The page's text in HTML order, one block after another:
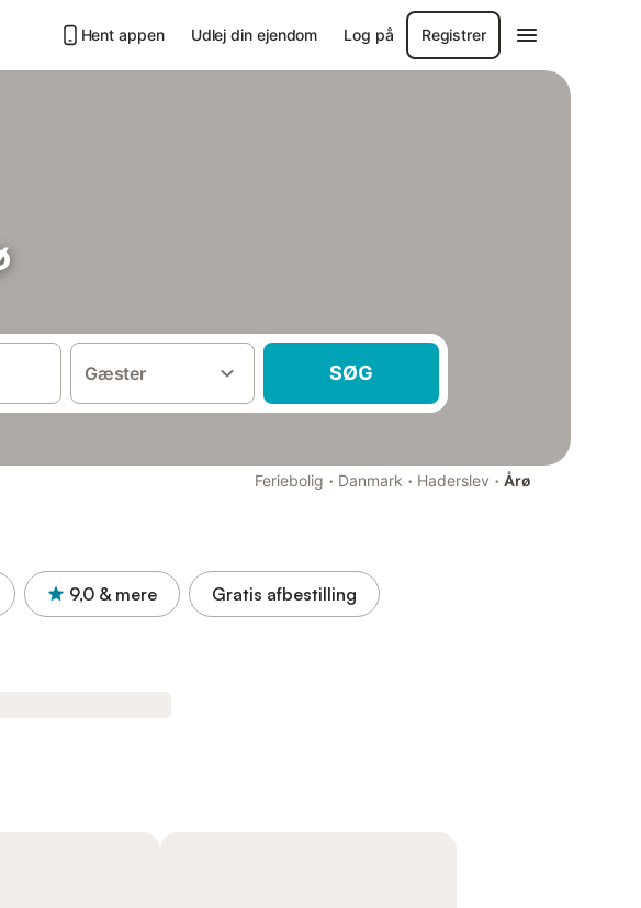
Hent appen Udlej din ejendom Log på Registrer
Gæster SØG
Feriebolig · Danmark · Haderslev · Årø
9,0 & mere Gratis afbestilling